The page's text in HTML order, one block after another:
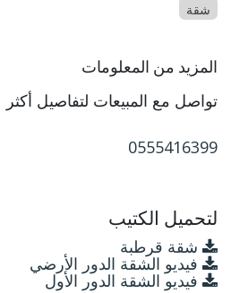
شقة
المزيد من المعلومات
تواصل مع المبيعات لتفاصيل أكثر
0555416399
لتحميل الكتيب
شقة قرطبة
فيديو الشقة الدور الأرضي
فيديو الشقة الدور الأول